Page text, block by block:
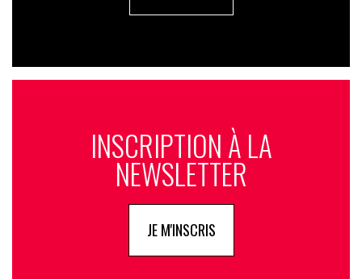
INSCRIPTION À LA
NEWSLETTER
JE M'INSCRIS